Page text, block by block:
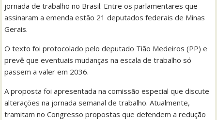
jornada de trabalho no Brasil. Entre os parlamentares que
assinaram a emenda estão 21 deputados federais de Minas
Gerais.
O texto foi protocolado pelo deputado Tião Medeiros (PP) e
prevê que eventuais mudanças na escala de trabalho só
passem a valer em 2036.
A proposta foi apresentada na comissão especial que discute
alterações na jornada semanal de trabalho. Atualmente,
tramitam no Congresso propostas que defendem a redução